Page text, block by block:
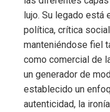
lujo. Su legado está
política, crítica
manteniéndose fiel
como comercial de
un generador de
establecido un
autenticidad, la